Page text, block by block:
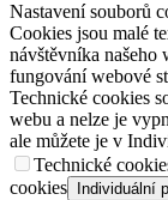
Nastavení souborů
Cookies jsou malé
návštěvníka našeho
fungování webové
Technické cookies
webu a nelze je
ale můžete je v
Technické
cookies
Individuální